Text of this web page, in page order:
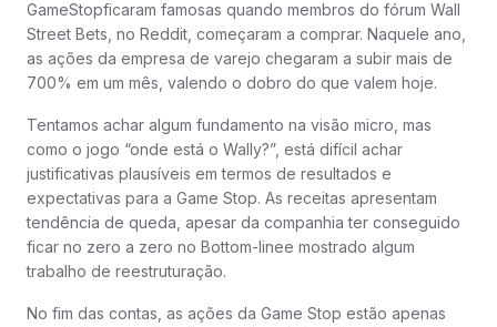
GameStopficaram famosas quando membros do fórum Wall
Street Bets, no Reddit, começaram a comprar. Naquele ano,
as ações da empresa de varejo chegaram a subir mais de
700% em um mês, valendo o dobro do que valem hoje.
Tentamos achar algum fundamento na visão micro, mas
como o jogo “onde está o Wally?”, está difícil achar
justificativas plausíveis em termos de resultados e
expectativas para a Game Stop. As receitas apresentam
tendência de queda, apesar da companhia ter conseguido
ficar no zero a zero no Bottom-linee mostrado algum
trabalho de reestruturação.
No fim das contas, as ações da Game Stop estão apenas